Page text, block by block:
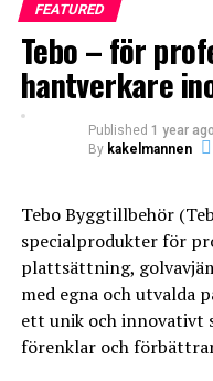
duschavlopp/
What's Your
FEATURED
Tebo – för
hantverkare
Published 1 year ago
By kakelmannen
Tebo Byggtillbehör
specialprodukter för
plattsättning,
med egna och utvalda
ett unik och innovativt
förenklar och